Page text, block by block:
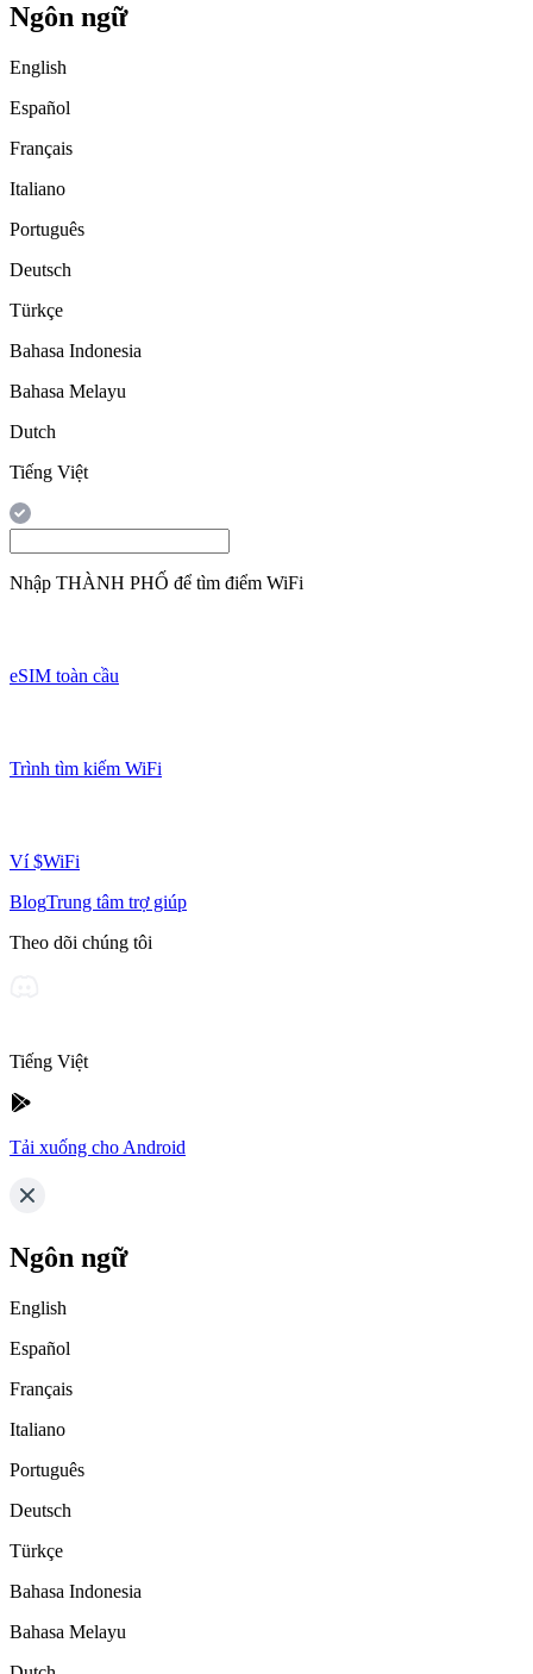
Ngôn ngữ
English
Español
Français
Italiano
Português
Deutsch
Türkçe
Bahasa Indonesia
Bahasa Melayu
Dutch
Tiếng Việt
Nhập THÀNH PHỐ để tìm điểm WiFi
eSIM toàn cầu
Trình tìm kiếm WiFi
Ví $WiFi
BlogTrung tâm trợ giúp
Theo dõi chúng tôi
Tiếng Việt
Tải xuống cho Android
Ngôn ngữ
English
Español
Français
Italiano
Português
Deutsch
Türkçe
Bahasa Indonesia
Bahasa Melayu